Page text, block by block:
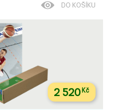
DO KOŠÍKU
2 520Kč